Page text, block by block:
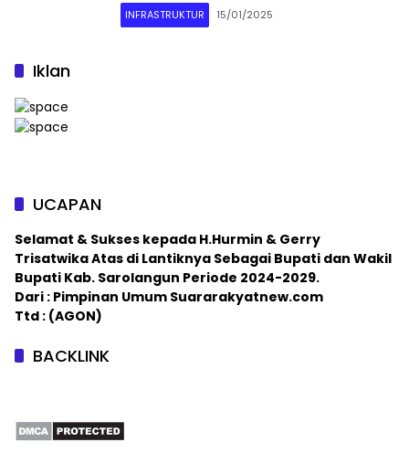
INFRASTRUKTUR 15/01/2025
Iklan
UCAPAN
Selamat & Sukses kepada H.Hurmin & Gerry
Trisatwika Atas di Lantiknya Sebagai Bupati dan Wakil
Bupati Kab. Sarolangun Periode 2024-2029.
Dari : Pimpinan Umum Suararakyatnew.com
Ttd : (AGON)
BACKLINK